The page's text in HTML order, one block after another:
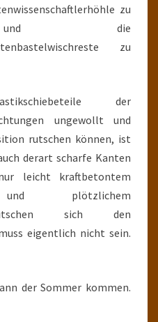
zu
die
zu
der
ungewollt und
rutschen können, ist
derart scharfe Kanten
leicht kraftbetontem
und plötzlichem
sich den
eigentlich nicht sein.
der Sommer kommen.